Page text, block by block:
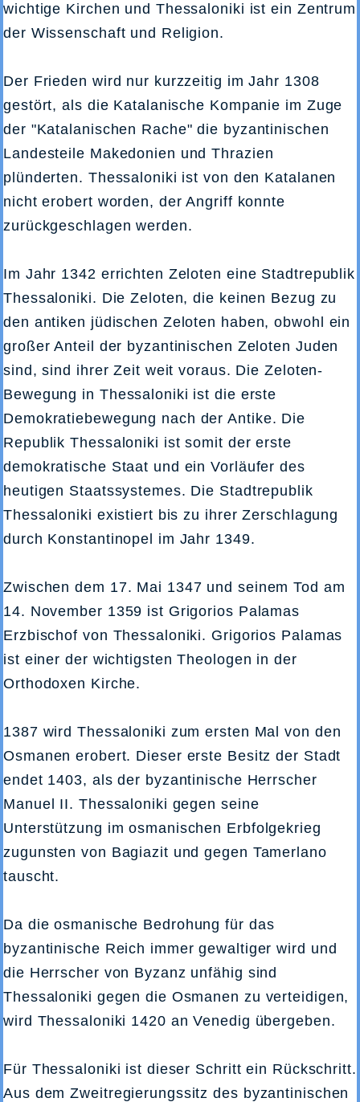
wichtige Kirchen und Thessaloniki ist ein Zentrum
der Wissenschaft und Religion.
Der Frieden wird nur kurzzeitig im Jahr 1308
gestört, als die Katalanische Kompanie im Zuge
der "Katalanischen Rache" die byzantinischen
Landesteile Makedonien und Thrazien
plünderten. Thessaloniki ist von den Katalanen
nicht erobert worden, der Angriff konnte
zurückgeschlagen werden.
Im Jahr 1342 errichten Zeloten eine Stadtrepublik
Thessaloniki. Die Zeloten, die keinen Bezug zu
den antiken jüdischen Zeloten haben, obwohl ein
großer Anteil der byzantinischen Zeloten Juden
sind, sind ihrer Zeit weit voraus. Die Zeloten-
Bewegung in Thessaloniki ist die erste
Demokratiebewegung nach der Antike. Die
Republik Thessaloniki ist somit der erste
demokratische Staat und ein Vorläufer des
heutigen Staatssystemes. Die Stadtrepublik
Thessaloniki existiert bis zu ihrer Zerschlagung
durch Konstantinopel im Jahr 1349.
Zwischen dem 17. Mai 1347 und seinem Tod am
14. November 1359 ist Grigorios Palamas
Erzbischof von Thessaloniki. Grigorios Palamas
ist einer der wichtigsten Theologen in der
Orthodoxen Kirche.
1387 wird Thessaloniki zum ersten Mal von den
Osmanen erobert. Dieser erste Besitz der Stadt
endet 1403, als der byzantinische Herrscher
Manuel II. Thessaloniki gegen seine
Unterstützung im osmanischen Erbfolgekrieg
zugunsten von Bagiazit und gegen Tamerlano
tauscht.
Da die osmanische Bedrohung für das
byzantinische Reich immer gewaltiger wird und
die Herrscher von Byzanz unfähig sind
Thessaloniki gegen die Osmanen zu verteidigen,
wird Thessaloniki 1420 an Venedig übergeben.
Für Thessaloniki ist dieser Schritt ein Rückschritt.
Aus dem Zweitregierungssitz des byzantinischen